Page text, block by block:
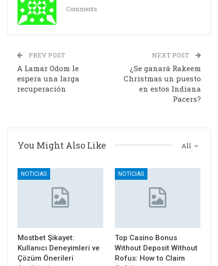
Comments
PREV POST
A Lamar Odom le
espera una larga
recuperación
NEXT POST
¿Se ganará Rakeem
Christmas un puesto
en estos Indiana
Pacers?
All
You Might Also Like
NOTICIAS
Mostbet Şikayet:
Kullanıcı Deneyimleri ve
Çözüm Önerileri
NOTICIAS
Top Casino Bonus
Without Deposit Without
Rofus: How to Claim